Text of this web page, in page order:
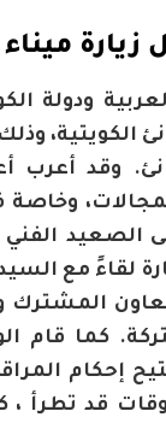
ودولة
الكويتية،
وقد أعرب
وخاصة
الفني
لقاءً مع
المشترك
كما قام
إحكام
قد تطرأ